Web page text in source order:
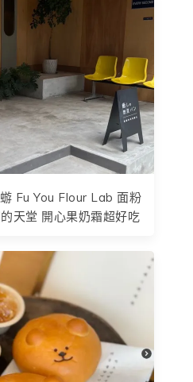
Fu You Flour Lab 面粉
天堂 開心果奶霜超好吃